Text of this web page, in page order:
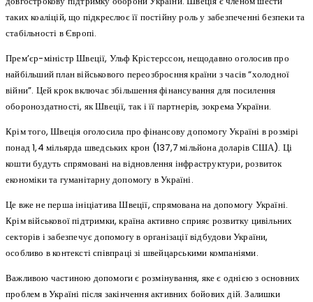
таких коаліцій, що підкреслює її постійну роль у забезпеченні безпеки та
стабільності в Європі.
Прем’єр-міністр Швеції, Ульф Крістерссон, нещодавно оголосив про
найбільший план військового переозброєння країни з часів “холодної
війни”. Цей крок включає збільшення фінансування для посилення
обороноздатності, як Швеції, так і її партнерів, зокрема України.
Крім того, Швеція оголосила про фінансову допомогу Україні в розмірі
понад 1,4 мільярда шведських крон (137,7 мільйона доларів США). Ці
кошти будуть спрямовані на відновлення інфраструктури, розвиток
економіки та гуманітарну допомогу в Україні.
Це вже не перша ініціатива Швеції, спрямована на допомогу Україні.
Крім військової підтримки, країна активно сприяє розвитку цивільних
секторів і забезпечує допомогу в організації відбудови України,
особливо в контексті співпраці зі швейцарськими компаніями.
Важливою частиною допомоги є розмінування, яке є однією з основних
проблем в Україні після закінчення активних бойових дій. Залишки